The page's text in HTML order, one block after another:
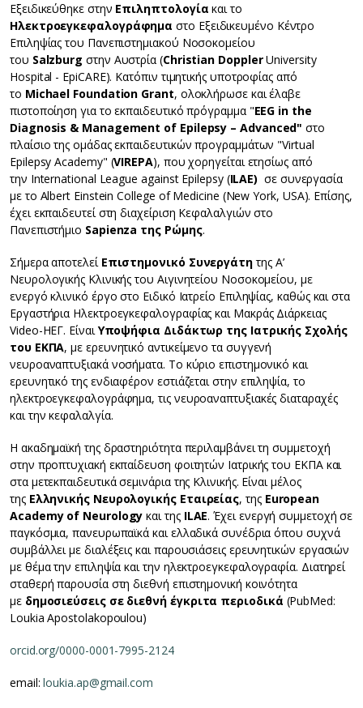
Εξειδικεύθηκε στην Επιληπτολογία και το
Ηλεκτροεγκεφαλογράφημα στο Εξειδικευμένο Κέντρο
Επιληψίας του Πανεπιστημιακού Νοσοκομείου
του Salzburg στην Αυστρία (Christian DopplerUniversity
Hospital - EpiCARE). Κατόπιν τιμητικής υποτροφίας από
το Michael Foundation Grant, ολοκλήρωσε και έλαβε
πιστοποίηση για το εκπαιδευτικό πρόγραμμα "EEG in the
Diagnosis & Management of Epilepsy – Advanced" στο
πλαίσιο της ομάδας εκπαιδευτικών προγραμμάτων "Virtual
Epilepsy Academy" (VIREPA), που χορηγείται ετησίως από
την International League against Epilepsy (ILAE) σε συνεργασία
με το Albert Einstein College of Medicine (New York, USA). Επίσης,
έχει εκπαιδευτεί στη διαχείριση Κεφαλαλγιών στο
Πανεπιστήμιο Sapienza της Ρώμης.
Σήμερα αποτελεί Επιστημονικό Συνεργάτητης Α’
Νευρολογικής Κλινικής του Αιγινητείου Νοσοκομείου, με
ενεργό κλινικό έργο στο Ειδικό Ιατρείο Επιληψίας, καθώς και στα
Εργαστήρια Ηλεκτροεγκεφαλογραφίας και Μακράς Διάρκειας
Video-ΗΕΓ. ΕίναιΥποψήφια Διδάκτωρ της Ιατρικής Σχολής
του ΕΚΠΑ, με ερευνητικό αντικείμενο τα συγγενή
νευροαναπτυξιακά νοσήματα. Το κύριο επιστημονικό και
ερευνητικό της ενδιαφέρον εστιάζεται στην επιληψία, το
ηλεκτροεγκεφαλογράφημα, τις νευροαναπτυξιακές διαταραχές
και την κεφαλαλγία.
Η ακαδημαϊκή της δραστηριότητα περιλαμβάνει τη συμμετοχή
στην προπτυχιακή εκπαίδευση φοιτητών Ιατρικής του ΕΚΠΑ και
στα μετεκπαιδευτικά σεμινάρια της Κλινικής. Είναι μέλος
της Ελληνικής Νευρολογικής Εταιρείας, της European
Academy of Neurology και τηςILAE. Έχει ενεργή συμμετοχή σε
παγκόσμια, πανευρωπαϊκά και ελλαδικά συνέδρια όπου συχνά
συμβάλλει με διαλέξεις και παρουσιάσεις ερευνητικών εργασιών
με θέμα την επιληψία και την ηλεκτροεγκεφαλογραφία. Διατηρεί
σταθερή παρουσία στη διεθνή επιστημονική κοινότητα
με δημοσιεύσεις σεδιεθνή έγκριτα περιοδικά (PubMed:
Loukia Apostolakopoulou)
orcid.org/0000-0001-7995-2124
email:loukia.ap@gmail.com